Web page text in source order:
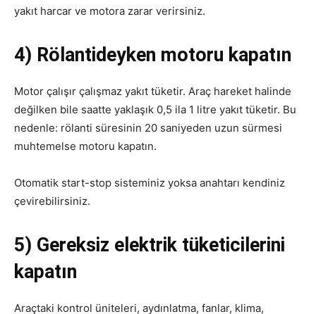
yakıt harcar ve motora zarar verirsiniz.
4) Rölantideyken motoru kapatın
Motor çalışır çalışmaz yakıt tüketir. Araç hareket halinde
değilken bile saatte yaklaşık 0,5 ila 1 litre yakıt tüketir. Bu
nedenle: rölanti süresinin 20 saniyeden uzun sürmesi
muhtemelse motoru kapatın.
Otomatik start-stop sisteminiz yoksa anahtarı kendiniz
çevirebilirsiniz.
5) Gereksiz elektrik tüketicilerini
kapatın
Araçtaki kontrol üniteleri, aydınlatma, fanlar, klima,